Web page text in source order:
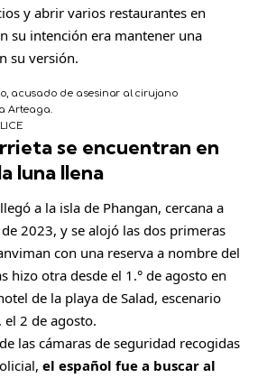
y abrir varios restaurantes en
su intención era mantener una
su versión.
acusado de asesinar al cirujano
Arteaga.
se encuentran en
luna llena
a la isla de Phangan, cercana a
2023, y se alojó las dos primeras
con una reserva a nombre del
hizo otra desde el 1.° de agosto en
de la playa de Salad, escenario
2 de agosto.
las cámaras de seguridad recogidas
el español fue a buscar al